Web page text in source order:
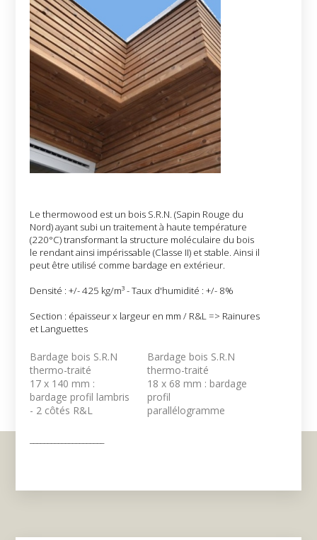
Le thermowood est un bois S.R.N. (Sapin Rouge du
Nord) ayant subi un traitement à haute température
(220°C) transformant la structure moléculaire du bois
le rendant ainsi impérissable (Classe II) et stable. Ainsi il
peut être utilisé comme bardage en extérieur.
Densité : +/- 425 kg/m³ - Taux d'humidité : +/- 8%
Section : épaisseur x largeur en mm / R&L => Rainures
et Languettes
Bardage bois S.R.N
thermo-traité
17 x 140 mm :
bardage profil lambris
- 2 côtés R&L
Bardage bois S.R.N
thermo-traité
18 x 68 mm : bardage
profil
parallélogramme